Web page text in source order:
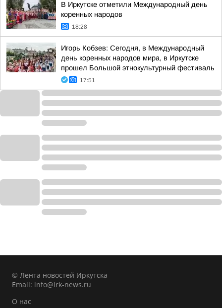
В Иркутске отметили Международный день
коренных народов
18:28
Игорь Кобзев: Сегодня, в Международный
день коренных народов мира, в Иркутске
прошел Большой этнокультурный фестиваль
17:51
© Лента новостей Иркутска
Email: info@irk-news.ru
О нас